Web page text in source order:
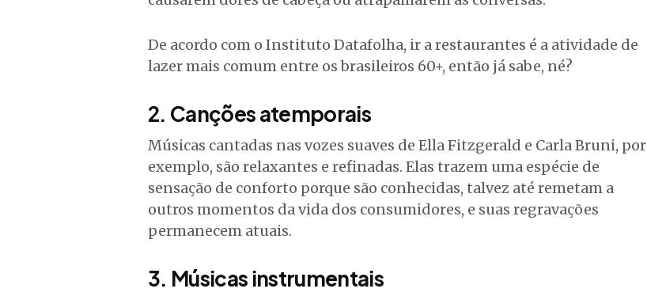
De acordo com o Instituto Datafolha, ir a restaurantes é a atividade de
lazer mais comum entre os brasileiros 60+, então já sabe, né?
2. Canções atemporais
Músicas cantadas nas vozes suaves de Ella Fitzgerald e Carla Bruni, por
exemplo, são relaxantes e refinadas. Elas trazem uma espécie de
sensação de conforto porque são conhecidas, talvez até remetam a
outros momentos da vida dos consumidores, e suas regravações
permanecem atuais.
3. Músicas instrumentais